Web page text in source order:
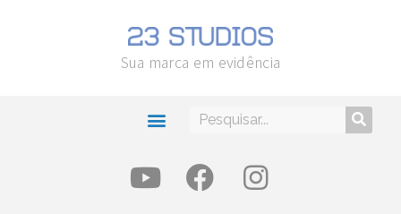
Sua marca em evidência